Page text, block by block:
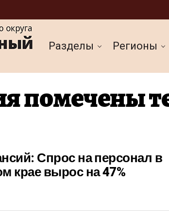
Разделы Регионы
помечены
Спрос на персонал в
крае вырос на 47%